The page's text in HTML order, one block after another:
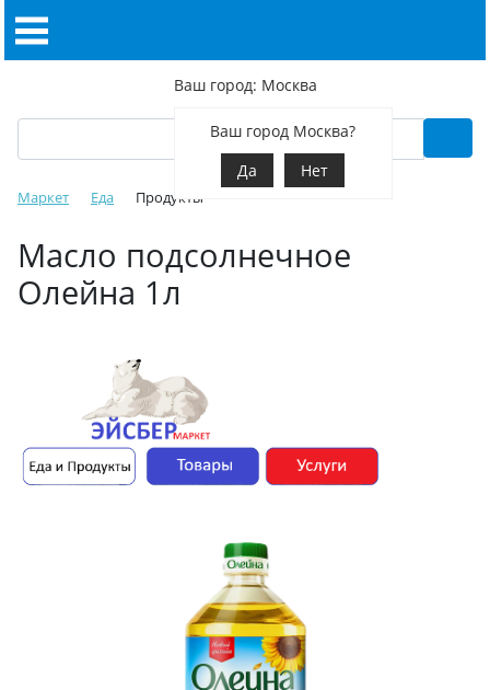
Ваш город: Москва
Ваш город Москва?
Да
Нет
Маркет Еда Продукты
Масло подсолнечное
Олейна 1л